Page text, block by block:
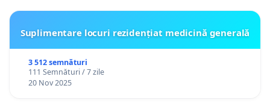
Suplimentare locuri rezidențiat medicină generală
3 512 semnături
111 Semnături / 7 zile
20 Nov 2025